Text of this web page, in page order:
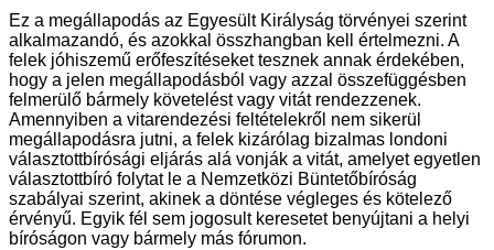
Ez a megállapodás az Egyesült Királyság törvényei szerint
alkalmazandó, és azokkal összhangban kell értelmezni. A
felek jóhiszemű erőfeszítéseket tesznek annak érdekében,
hogy a jelen megállapodásból vagy azzal összefüggésben
felmerülő bármely követelést vagy vitát rendezzenek.
Amennyiben a vitarendezési feltételekről nem sikerül
megállapodásra jutni, a felek kizárólag bizalmas londoni
választottbírósági eljárás alá vonják a vitát, amelyet egyetlen
választottbíró folytat le a Nemzetközi Büntetőbíróság
szabályai szerint, akinek a döntése végleges és kötelező
érvényű. Egyik fél sem jogosult keresetet benyújtani a helyi
bíróságon vagy bármely más fórumon.